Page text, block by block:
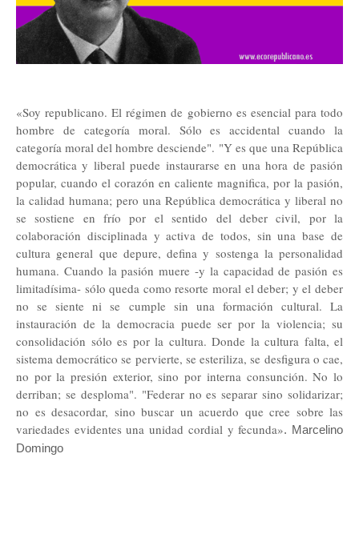
«Soy republicano. El régimen de gobierno es esencial para todo
hombre de categoría moral. Sólo es accidental cuando la
categoría moral del hombre desciende". "Y es que una República
democrática y liberal puede instaurarse en una hora de pasión
popular, cuando el corazón en caliente magnifica, por la pasión,
la calidad humana; pero una República democrática y liberal no
se sostiene en frío por el sentido del deber civil, por la
colaboración disciplinada y activa de todos, sin una base de
cultura general que depure, defina y sostenga la personalidad
humana. Cuando la pasión muere -y la capacidad de pasión es
limitadísima- sólo queda como resorte moral el deber; y el deber
no se siente ni se cumple sin una formación cultural. La
instauración de la democracia puede ser por la violencia; su
consolidación sólo es por la cultura. Donde la cultura falta, el
sistema democrático se pervierte, se esteriliza, se desfigura o cae,
no por la presión exterior, sino por interna consunción. No lo
derriban; se desploma". "Federar no es separar sino solidarizar;
no es desacordar, sino buscar un acuerdo que cree sobre las
variedades evidentes una unidad cordial y fecunda». Marcelino
Domingo